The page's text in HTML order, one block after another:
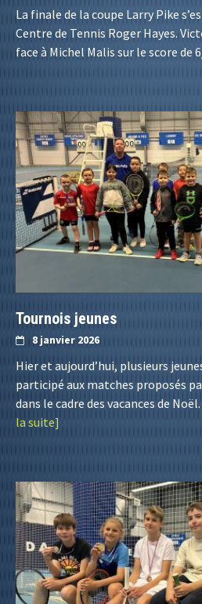
La finale de la coupe Larry Pike
Centre de Tennis Roger Hayes.
face à Michel Malis sur le score de
Tournois jeunes
8 janvier 2026
Hier et aujourd’hui, plusieurs
participé aux matches proposés
dans le cadre des vacances de
la suite]